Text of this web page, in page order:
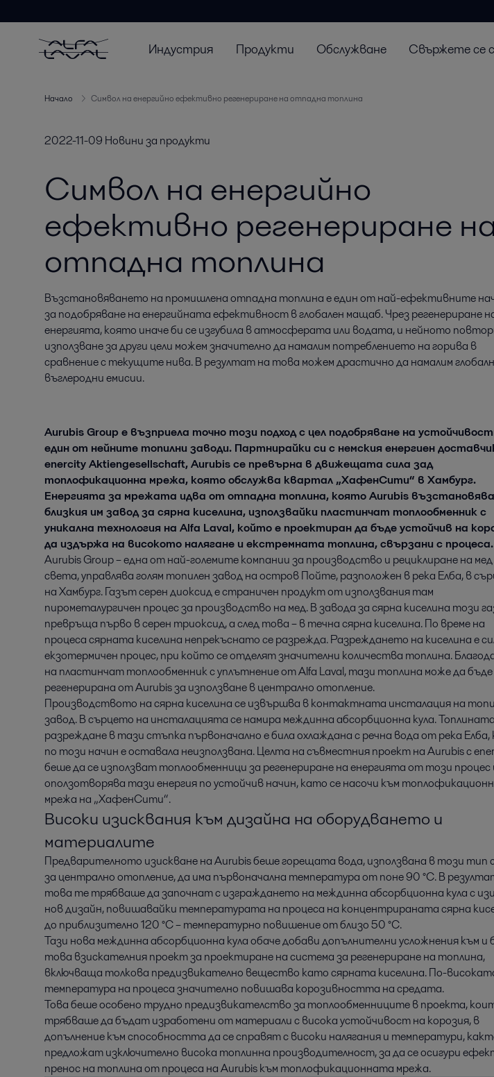
Индустрия Продукти Обслужване Свържете се с
Начало Символ на енергийно ефективно регенериране на отпадна топлина
2022-11-09 Новини за продукти
Символ на енергийно
ефективно регенериране на
отпадна топлина
Възстановяването на промишлена отпадна топлина е един от най-ефективните
за подобряване на енергийната ефективност в глобален мащаб. Чрез регенериране
енергията, която иначе би се изгубила в атмосферата или водата, и нейното
използване за други цели можем значително да намалим потреблението на горива в
сравнение с текущите нива. В резултат на това можем драстично да намалим
въглеродни емисии.
Aurubis Group е възприела точно този подход с цел подобряване на
един от нейните топилни заводи. Партнирайки си с немския енергиен
enercity Aktiengesellschaft, Aurubis се превърна в движещата сила зад
топлофикационна мрежа, която обслужва квартал „ХафенСити“ в Хамбург.
Енергията за мрежата идва от отпадна топлина, която Aurubis
близкия им завод за сярна киселина, използвайки пластинчат топлообменник с
уникална технология на Alfa Laval, който е проектиран да бъде устойчив на
да издържа на високото налягане и екстремната топлина, свързани с процеса.
Aurubis Group – една от най-големите компании за производство и рециклиране на
света, управлява голям топилен завод на остров Пойте, разположен в река Елба, в
на Хамбург. Газът серен диоксид е страничен продукт от използвания там
пирометалургичен процес за производство на мед. В завода за сярна киселина този
превръща първо в серен триоксид, а след това – в течна сярна киселина. По време на
процеса сярната киселина непрекъснато се разрежда. Разреждането на киселина е
екзотермичен процес, при който се отделят значителни количества топлина.
на пластинчат топлообменник с уплътнение от Alfa Laval, тази топлина може да бъде
регенерирана от Aurubis за използване в централно отопление.
Производството на сярна киселина се извършва в контактната инсталация на
завод. В сърцето на инсталацията се намира междинна абсорбционна кула.
разреждане в тази стъпка първоначално е била охлаждана с речна вода от река
по този начин е оставала неизползвана. Целта на съвместния проект на Aurubis с
беше да се използват топлообменници за регенериране на енергията от този процес
оползотворява тази енергия по устойчив начин, като се насочи към
мрежа на „ХафенСити“.
Високи изисквания към дизайна на оборудването и
материалите
Предварителното изискване на Aurubis беше горещата вода, използвана в този тип
за централно отопление, да има първоначална температура от поне 90 °C. В
това те трябваше да започнат с изграждането на междинна абсорбционна кула с
нов дизайн, повишавайки температурата на процеса на концентрираната сярна
до приблизително 120 °C – температурно повишение от близо 50 °C.
Тази нова междинна абсорбционна кула обаче добави допълнителни усложнения към и
това взискателния проект за проектиране на система за регенериране на топлина,
включваща толкова предизвикателно вещество като сярната киселина. По-
температура на процеса значително повишава корозивността на средата.
Това беше особено трудно предизвикателство за топлообменниците в проекта,
трябваше да бъдат изработени от материали с висока устойчивост на корозия, в
допълнение към способността да се справят с високи налягания и температури,
предложат изключително висока топлинна производителност, за да се осигури
пренос на топлина от процеса на Aurubis към топлофикационната мрежа.